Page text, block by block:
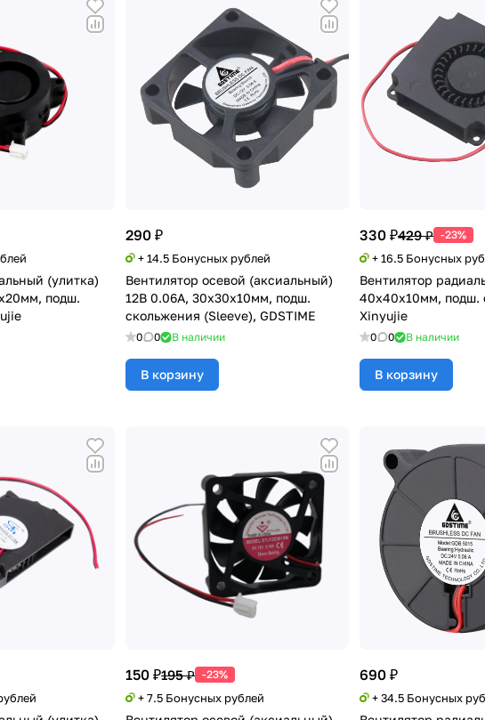
(улитка)
подш.
290 ₽
+ 14.5 Бонусных рублей
Вентилятор осевой (аксиальный)
12В 0.06А, 30х30х10мм, подш.
скольжения (Sleeve), GDSTIME
0 0 В наличии
В корзину
330 ₽429 ₽ -23%
+ 16.5 Бонусных
Вентилятор
40х40х10мм, подш.
Xinyujie
0 0 В наличии
В корзину
150 ₽195 ₽ -23%
+ 7.5 Бонусных рублей
690 ₽
+ 34.5 Бонусных